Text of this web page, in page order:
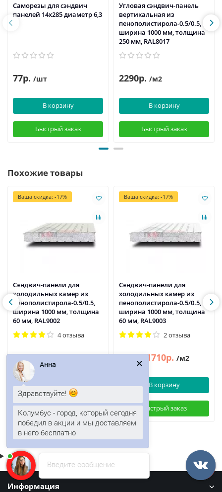
Саморезы для сэндвич
панелей 14x285 диаметр 6,3
77р. /шт
В корзину
Быстрый заказ
Угловая сэндвич-панель
вертикальная из
пенополистирола-0.5/0.5,
ширина 1000 мм, толщина
250 мм, RAL8017
2290р. /м2
В корзину
Быстрый заказ
Похожие товары
Ваша скидка: -17%
Сэндвич-панели для
холодильных камер из
пенополистирола-0.5/0.5,
ширина 1000 мм, толщина
60 мм, RAL9002
4 отзыва
2082р. 1728р.
В корзину
Быстрый заказ
Ваша скидка: -17%
Сэндвич-панели для
холодильных камер из
пенополистирола-0.5/0.5,
ширина 1000 мм, толщина
60 мм, RAL9003
2 отзыва
2061р. 1710р. /м2
В корзину
Быстрый заказ
Информация
Введите сообщение
Анна
Здравствуйте!
Колумбус - город, который сегодня
победил в акции и мы доставляем
в него бесплатно